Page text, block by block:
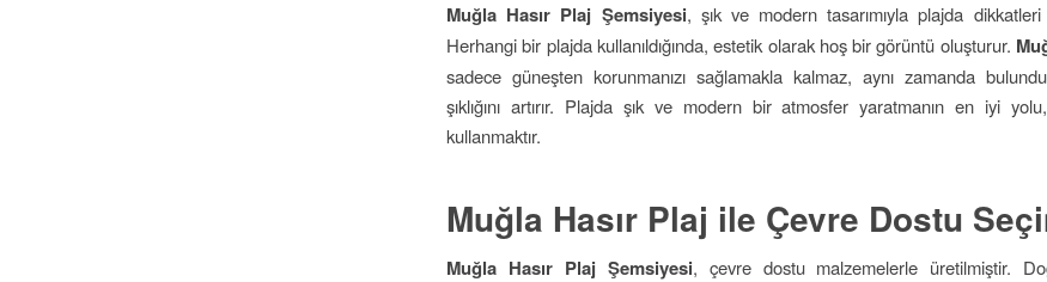
Muğla Hasır Plaj Şemsiyesi, şık ve modern tasarımıyla plajda
Herhangi bir plajda kullanıldığında, estetik olarak hoş bir görüntü oluşturur.
sadece güneşten korunmanızı sağlamakla kalmaz, aynı zamanda
şıklığını artırır. Plajda şık ve modern bir atmosfer yaratmanın en iyi
kullanmaktır.
Muğla Hasır Plaj ile Çevre Dostu
Muğla Hasır Plaj Şemsiyesi, çevre dostu malzemelerle üretilmiştir.